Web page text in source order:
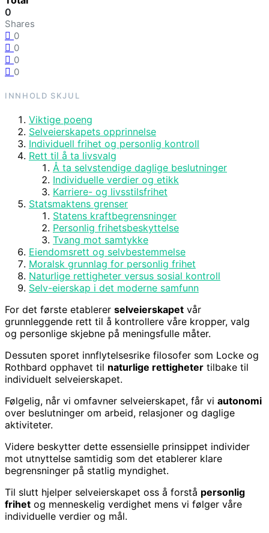
0
Shares
0
0
0
0
INNHOLD SKJUL
Viktige poeng
Selveierskapets opprinnelse
Individuell frihet og personlig kontroll
Rett til å ta livsvalg
Å ta selvstendige daglige beslutninger
Individuelle verdier og etikk
Karriere- og livsstilsfrihet
Statsmaktens grenser
Statens kraftbegrensninger
Personlig frihetsbeskyttelse
Tvang mot samtykke
Eiendomsrett og selvbestemmelse
Moralsk grunnlag for personlig frihet
Naturlige rettigheter versus sosial kontroll
Selv-eierskap i det moderne samfunn
For det første etablerer selveierskapet vår
grunnleggende rett til å kontrollere våre kropper, valg
og personlige skjebne på meningsfulle måter.
Dessuten sporet innflytelsesrike filosofer som Locke og
Rothbard opphavet til naturlige rettigheter tilbake til
individuelt selveierskapet.
Følgelig, når vi omfavner selveierskapet, får vi autonomi
over beslutninger om arbeid, relasjoner og daglige
aktiviteter.
Videre beskytter dette essensielle prinsippet individer
mot utnyttelse samtidig som det etablerer klare
begrensninger på statlig myndighet.
Til slutt hjelper selveierskapet oss å forstå personlig
frihet og menneskelig verdighet mens vi følger våre
individuelle verdier og mål.